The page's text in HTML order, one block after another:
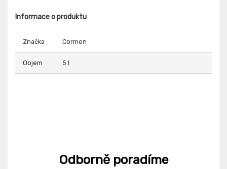
Informace o produktu
Značka Cormen
Objem 5 l
Odborně poradíme